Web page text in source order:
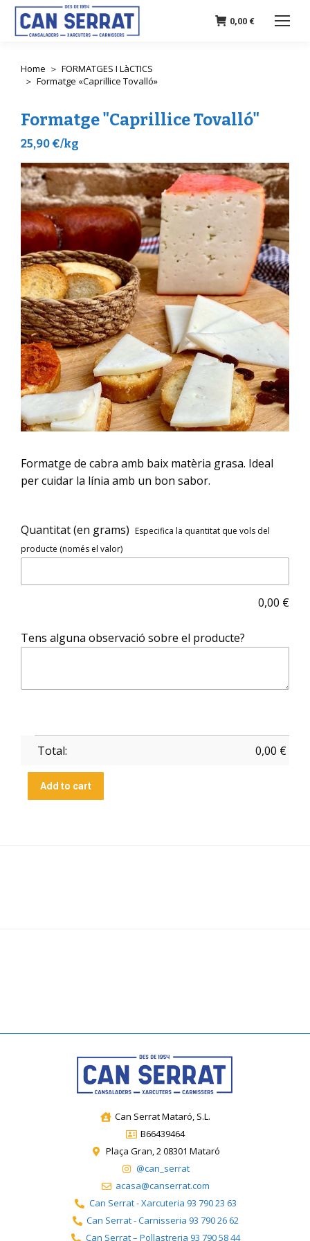
0,00 €
You are here:
Home
FORMATGES I LàCTICS
Formatge «Caprillice Tovalló»
Formatge "Caprillice Tovalló"
25,90 €/kg
Formatge de cabra amb baix matèria grasa. Ideal
per cuidar la línia amb un bon sabor.
Quantitat (en grams) Especifica la quantitat que vols del
producte (només el valor)
0,00 €
Tens alguna observació sobre el producte?
Total: 0,00 €
Add to cart
Can Serrat Mataró, S.L.
B66439464
Plaça Gran, 2 08301 Mataró
@can_serrat
acasa@canserrat.com
Can Serrat - Xarcuteria 93 790 23 63
Can Serrat - Carnisseria 93 790 26 62
Can Serrat – Pollastreria 93 790 58 44